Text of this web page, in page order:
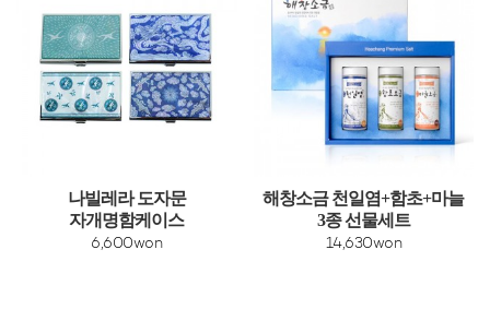
나빌레라 도자문
자개명함케이스
6,600won
해창소금 천일염+함초+마늘
3종 선물세트
14,630won